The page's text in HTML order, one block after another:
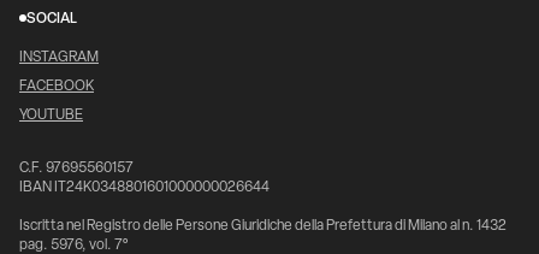
SOCIAL
INSTAGRAM
FACEBOOK
YOUTUBE
C.F. 97695560157
IBAN IT24K0348801601000000026644
Iscritta nel Registro delle Persone Giuridiche della Prefettura di Milano al n. 1432
pag. 5976, vol. 7°